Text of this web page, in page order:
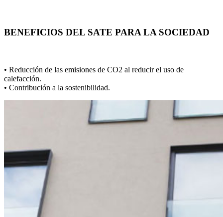
BENEFICIOS DEL SATE PARA LA SOCIEDAD
• Reducción de las emisiones de CO2 al reducir el uso de
calefacción.
• Contribución a la sostenibilidad.